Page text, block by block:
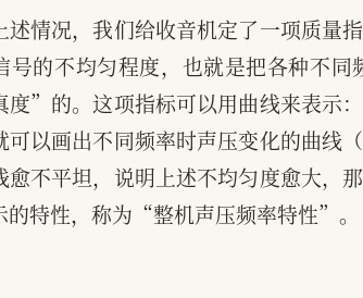
述情况，我们给收音机定了一项质
号的不均匀程度，也就是把各种不
度”的。这项指标可以用曲线来表示
可以画出不同频率时声压变化的曲线
愈不平坦，说明上述不均匀度愈大，
的特性，称为“整机声压频率特性”。